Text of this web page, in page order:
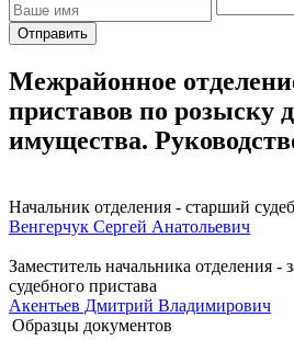
Отправить
Межрайонное
приставов по розыску
имущества.
Начальник отделения - старший
Венгерчук Сергей Анатольевич
Заместитель начальника отделения -
судебного пристава
Акентьев Дмитрий Владимирович
Образцы документов